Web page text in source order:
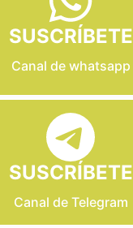
SUSCRÍBETE
Canal de whatsapp
SUSCRÍBETE
Canal de Telegram